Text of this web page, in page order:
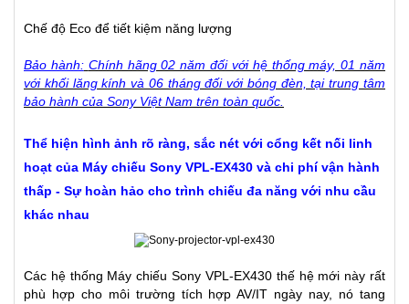
Chế độ Eco để tiết kiệm năng lượng
Bảo hành: Chính hãng 02 năm đối với hệ thống máy, 01 năm
với khối lăng kính và 06 tháng đối với bóng đèn, tại trung tâm
bảo hành của Sony Việt Nam trên toàn quốc.
Thể hiện hình ảnh rõ ràng, sắc nét với cổng kết nối linh
hoạt của Máy chiếu Sony VPL-EX430 và chi phí vận hành
thấp - Sự hoàn hảo cho trình chiếu đa năng với nhu cầu
khác nhau
Các hệ thống Máy chiếu Sony VPL-EX430 thế hệ mới này rất
phù hợp cho môi trường tích hợp AV/IT ngày nay, nó tang